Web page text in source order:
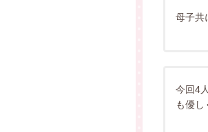
母子共
今回4
も優